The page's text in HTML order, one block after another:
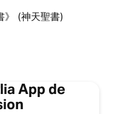
》 (神天聖書)
App de